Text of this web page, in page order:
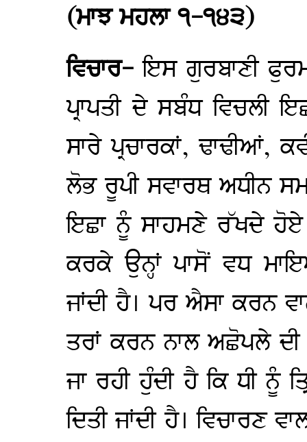
(ਮਾਝ ਮਹਲਾ ੧-੧੪੩)
ਵਿਚਾਰ-ਇਸ ਗੁਰਬਾਣੀ
ਪ੍ਰਾਪਤੀ ਦੇ ਸਬੰਧ ਵਿਚਲੀ
ਸਾਰੇ ਪ੍ਰਚਾਰਕਾਂ,
ਲੋਭ ਰੂਪੀ ਸਵਾਰਥ ਅਧੀਨ
ਇਛਾ ਨੂੰ ਸਾਹਮਣੇ ਰੱਖਦੇ ਹੋਏ
ਕਰਕੇ ਉਨ੍ਹਾਂ ਪਾਸੋਂ ਵਧ
ਜਾਂਦੀ ਹੈ। ਪਰ ਐਸਾ ਕਰਨ
ਤਰਾਂ ਕਰਨ ਨਾਲ ਅਛੋਪਲੇ ਦੀ
ਜਾ ਰਹੀ ਹੁੰਦੀ ਹੈ ਕਿ ਧੀ ਨੂੰ
ਦਿਤੀ ਜਾਂਦੀ ਹੈ। ਵਿਚਾਰਣ